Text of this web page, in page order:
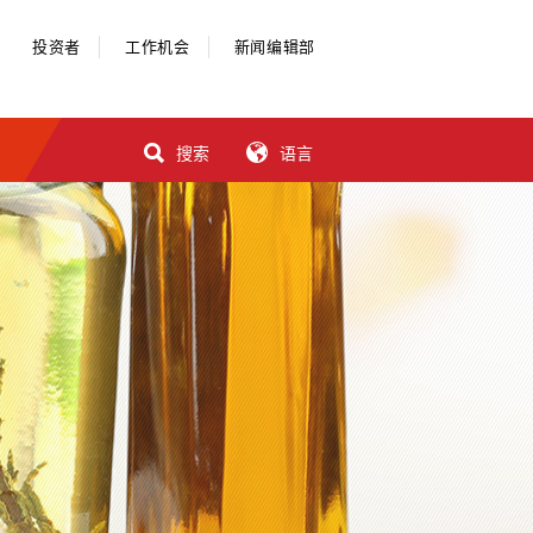
投资者 工作机会 新闻编辑部
语言
搜索